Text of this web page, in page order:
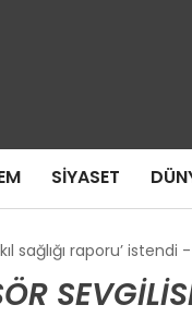
SIYASET
sağlığı raporu’ istendi